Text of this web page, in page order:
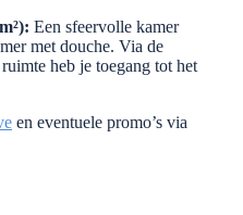
Een sfeervolle kamer
met douche. Via de
heb je toegang tot het
en eventuele promo’s via